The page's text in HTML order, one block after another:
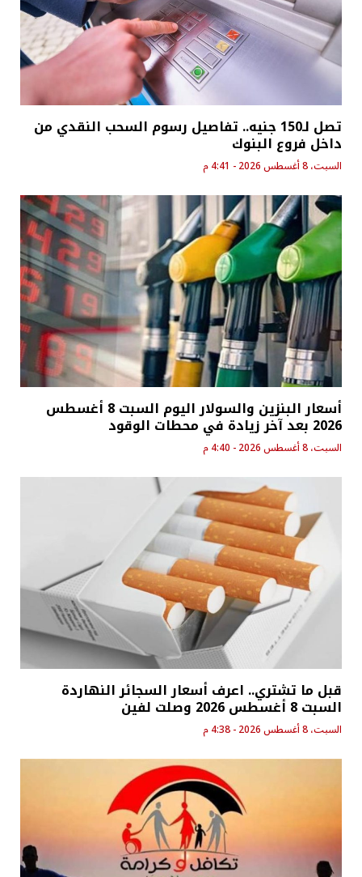
تصل لـ150 جنيه.. تفاصيل رسوم السحب النقدي من
داخل فروع البنوك
السبت، 8 أغسطس 2026 - 4:41 م
أسعار البنزين والسولار اليوم السبت 8 أغسطس
2026 بعد آخر زيادة في محطات الوقود
السبت، 8 أغسطس 2026 - 4:40 م
قبل ما تشتري.. اعرف أسعار السجائر النهاردة
السبت 8 أغسطس 2026 وصلت لفين
السبت، 8 أغسطس 2026 - 4:38 م